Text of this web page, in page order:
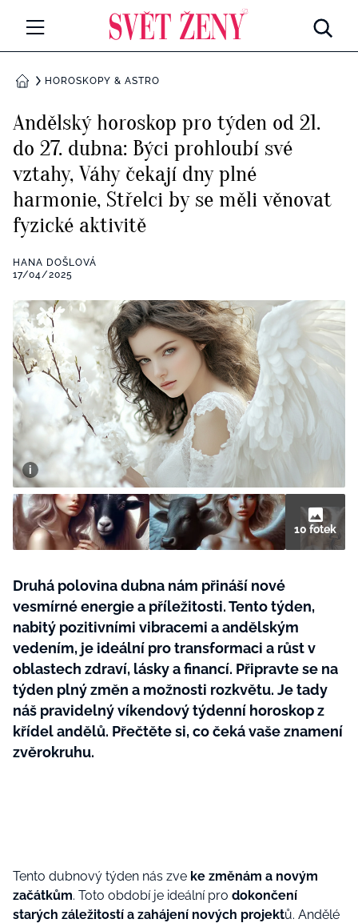
Všechny kategorie
Rozhovory
RETROHUBKY
PSYCHOLOGIE
Všechny kategorie
ZDRAVÍ
Všechny kategorie
ZÁBAVA
Všechny kategorie
Testy a kvízy
BYDLENÍ
Všechny kategorie
Tvoření
Rady a tipy
BurdaMedia
Extra
SVĚT ŽENY - 599 KČ
ROČNÍ PŘEDPLATNÉ SVĚT ŽENY +
SADA PRODUKTŮ MANA (10 ks)
DOMŮHOROSKOPY & ASTRO
Andělský horoskop pro týden od 21.
do 27. dubna: Býci prohloubí své
vztahy, Váhy čekají dny plné
harmonie, Střelci by se měli věnovat
fyzické aktivitě
HANA DOŠLOVÁ
17/04/2025
10 fotek
Druhá polovina dubna nám přináší nové
vesmírné energie a příležitosti. Tento týden,
nabitý pozitivními vibracemi a andělským
vedením, je ideální pro transformaci a růst v
oblastech zdraví, lásky a financí. Připravte se na
týden plný změn a možnosti rozkvětu. Je tady
náš pravidelný víkendový týdenní horoskop z
křídel andělů. Přečtěte si, co čeká vaše znamení
zvěrokruhu.
Tento dubnový týden nás zve ke změnám a novým
začátkům. Toto období je ideální pro dokončení
starých záležitostí a zahájení nových projektů. Andělé